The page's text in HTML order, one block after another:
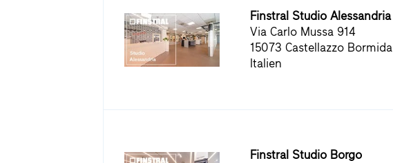
Finstral Studio Alessandria
Via Carlo Mussa 914
15073 Castellazzo Bormida
Italien
Finstral Studio Borgo